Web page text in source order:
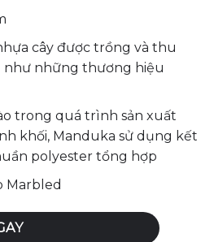
cây được trồng và thu
như những thương hiệu
trong quá trình sản xuất
khối, Manduka sử dụng kết
polyester tổng hợp
Marbled
Marbled số lượng